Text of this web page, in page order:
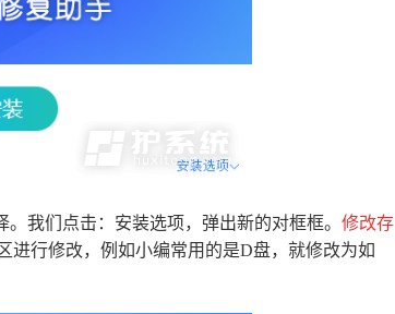
我们点击：安装选项，弹出新的对框框。 修改存
进行修改，例如小编常用的是D盘，就修改为如